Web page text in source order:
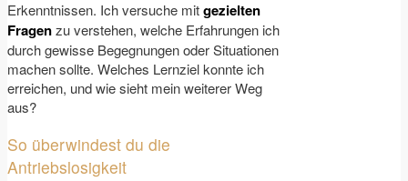
Erkenntnissen. Ich versuche mitgezielten
Fragenzu verstehen, welche Erfahrungen ich
durch gewisse Begegnungen oder Situationen
machen sollte. Welches Lernziel konnte ich
erreichen, und wie sieht mein weiterer Weg
aus?
So überwindest du die
Antriebslosigkeit